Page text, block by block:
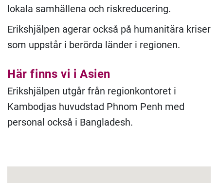
lokala samhällena och riskreducering.
Erikshjälpen agerar också på humanitära kriser
som uppstår i berörda länder i regionen.
Här finns vi i Asien
Erikshjälpen utgår från regionkontoret i
Kambodjas huvudstad Phnom Penh med
personal också i Bangladesh.